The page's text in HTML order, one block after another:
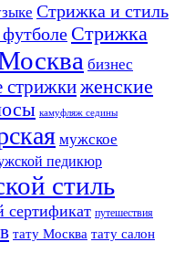
Стрижка и стиль
Стрижка
бизнес
стрижкиженские
камуфляж седины
мужское
педикюр
стиль
сертификат путешествия
тату Москва тату салон